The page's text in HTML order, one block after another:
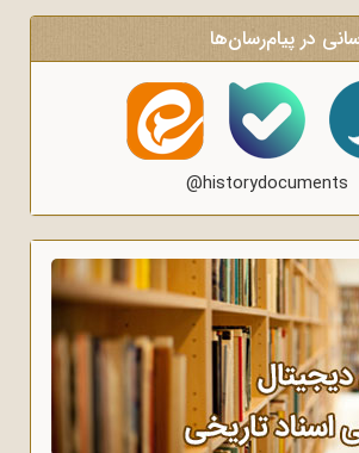
در پیام‌رسان‌ها
@historydocuments